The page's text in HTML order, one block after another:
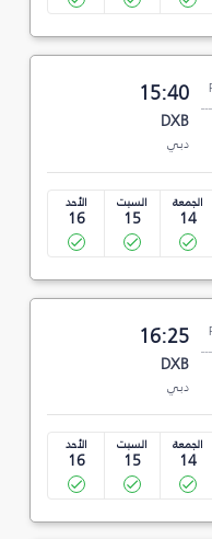
15:40
DXB
دبي
الجمعة
14
السبت
15
الأحد
16
16:25
DXB
دبي
الجمعة
14
السبت
15
الأحد
16